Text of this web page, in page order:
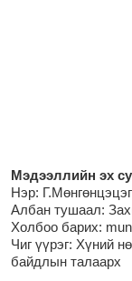
Мэдээллийн эх
Нэр: Г.Мөнгөнцэцэг
Албан тушаал:
Холбоо барих:
Чиг үүрэг: Хүний
байдлын талаарх